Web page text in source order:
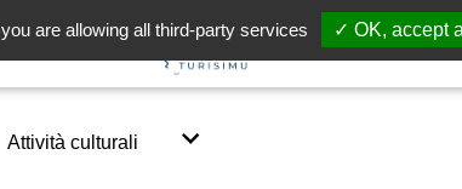
Attività culturali
you are allowing all third-party services ✓ OK, accept